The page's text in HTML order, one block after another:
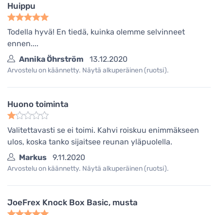
Huippu
Todella hyvä! En tiedä, kuinka olemme selvinneet
ennen....
Annika Öhrström
13.12.2020
Arvostelu on käännetty. Näytä alkuperäinen (ruotsi).
Huono toiminta
Valitettavasti se ei toimi. Kahvi roiskuu enimmäkseen
ulos, koska tanko sijaitsee reunan yläpuolella.
Markus
9.11.2020
Arvostelu on käännetty. Näytä alkuperäinen (ruotsi).
JoeFrex Knock Box Basic, musta